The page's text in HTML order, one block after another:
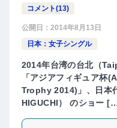
コメント(13)
公開日： 2014年8月13日
日本：女子シングル
2014年台湾の台北（
「アジアフィギュア
Trophy 2014)」、日本
HIGUCHI） のショー